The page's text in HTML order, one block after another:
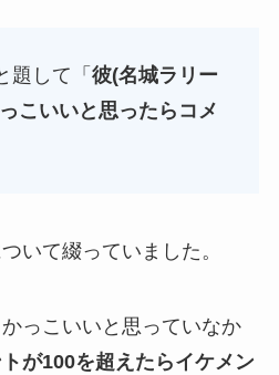
題して「 彼(名城ラリー
こいいと思ったらコメ
いて綴っていました。
っこいいと思っていなか
が100を超えたらイケメン